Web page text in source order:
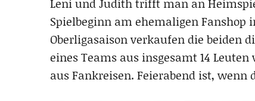
Leni und Judith trifft man an
Spielbeginn am ehemaligen
Oberligasaison verkaufen die beiden
eines Teams aus insgesamt 14
aus Fankreisen. Feierabend ist,